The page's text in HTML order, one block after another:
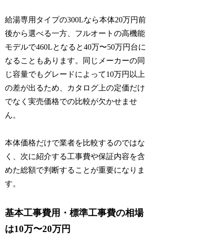
給湯専用タイプの300Lなら本体20万円前
後から選べる一方、フルオートの高機能
モデルで460Lとなると40万〜50万円台に
なることもあります。同じメーカーの同
じ容量でもグレードによって10万円以上
の差が出るため、カタログ上の定価だけ
でなく実売価格での比較が欠かせませ
ん。
本体価格だけで業者を比較するのではな
く、次に紹介する工事費や保証内容を含
めた総額で判断することが重要になりま
す。
基本工事費用・標準工事費の相場
は10万〜20万円